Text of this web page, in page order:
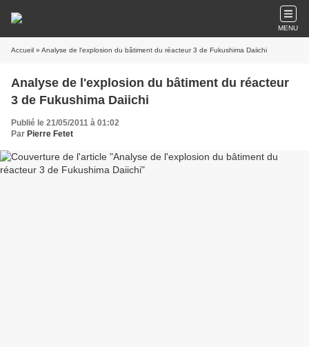
MENU
Accueil » Analyse de l'explosion du bâtiment du réacteur 3 de Fukushima Daiichi
Analyse de l'explosion du bâtiment du réacteur
3 de Fukushima Daiichi
Publié le 21/05/2011 à 01:02
Par Pierre Fetet